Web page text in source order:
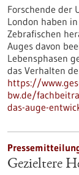
Forschende der
London haben
Zebrafischen
Auges davon
Lebensphasen
das Verhalten
https://
bw.de/
das-auge-
Gezieltere